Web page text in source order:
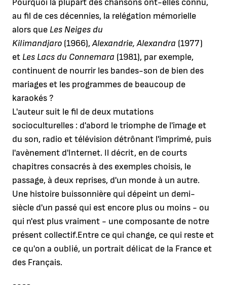
Pourquoi la plupart des chansons ont-elles connu,
au fil de ces décennies, la relégation mémorielle
alors que Les Neiges du
Kilimandjaro (1966),Alexandrie, Alexandra (1977)
et Les Lacs du Connemara (1981), par exemple,
continuent de nourrir les bandes-son de bien des
mariages et les programmes de beaucoup de
karaokés ?
L'auteur suit le fil de deux mutations
socioculturelles : d'abord le triomphe de l'image et
du son, radio et télévision détrônant l'imprimé, puis
l'avènement d'Internet. Il décrit, en de courts
chapitres consacrés à des exemples choisis, le
passage, à deux reprises, d'un monde à un autre.
Une histoire buissonnière qui dépeint un demi-
siècle d'un passé qui est encore plus ou moins - ou
qui n'est plus vraiment - une composante de notre
présent collectif.Entre ce qui change, ce qui reste et
ce qu'on a oublié, un portrait délicat de la France et
des Français.